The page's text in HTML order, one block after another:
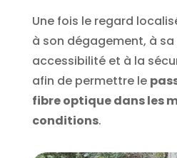
Une fois le regard
à son dégagement, à sa
accessibilité et à la
afin de permettre le
fibre optique dans les
conditions.